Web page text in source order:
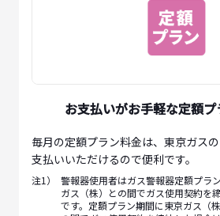
お支払いがお手軽な定額
毎月の定額プラン料金は、東京ガス
支払いいただけるので便利です。
注1）
警報器使用者はガス警報器定額プラ
ガス（株）との間でガス使用契約を
です。定額プラン期間に東京ガス（